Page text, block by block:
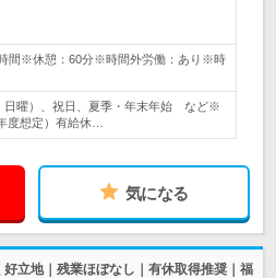
間※休憩：60分※時間外労働：あり※時
日曜）、祝日、夏季・年末年始 など※
度想定）有給休…
気になる
立地｜残業ほぼなし｜有休取得推奨｜福